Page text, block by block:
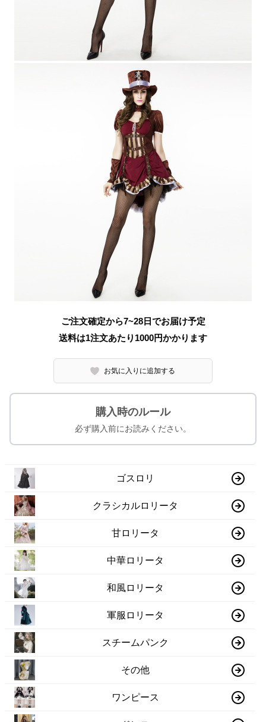
ご注文確定から7~28日でお届け予定
送料は1注文あたり 1000円かかります
お気に入りに追加する
購入時のルール
必ず購入前にお読みください。
ゴスロリ
クラシカルロリータ
甘ロリータ
中華ロリータ
和風ロリータ
軍服ロリータ
スチームパンク
その他
ワンピース